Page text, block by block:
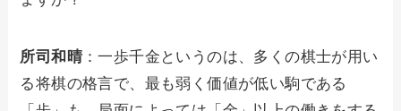
所司和晴 ：一歩千金というのは、多くの棋士が用い
る将棋の格言で、最も弱く価値が低い駒である